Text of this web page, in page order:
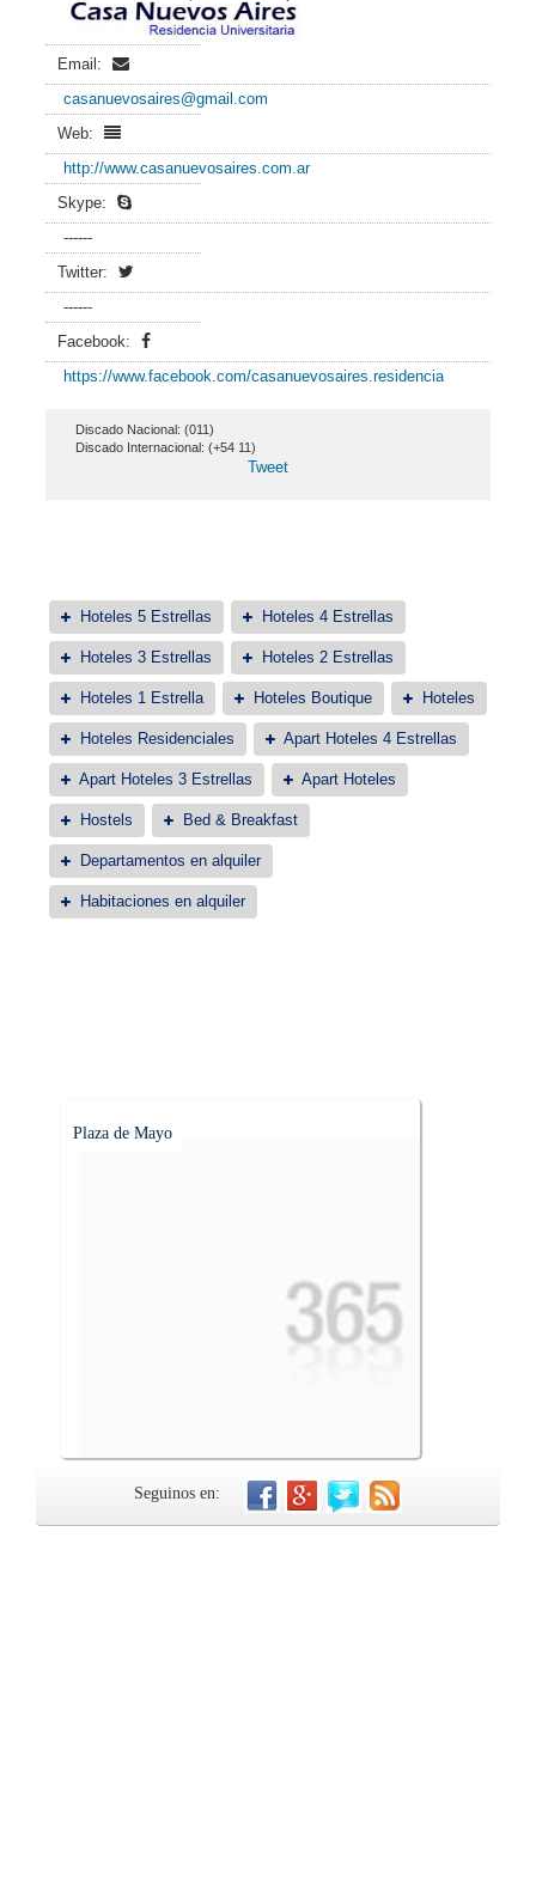
Email:
casanuevosaires@gmail.com
Web:
http://www.casanuevosaires.com.ar
Skype:
------
Twitter:
------
Facebook:
https://www.facebook.com/casanuevosaires.residencia
Discado Nacional: (011)
Discado Internacional: (+54 11)
Tweet
Hoteles 5 Estrellas Hoteles 4 Estrellas
Hoteles 3 Estrellas Hoteles 2 Estrellas
Hoteles 1 Estrella Hoteles Boutique Hoteles
Hoteles Residenciales Apart Hoteles 4 Estrellas
Apart Hoteles 3 Estrellas Apart Hoteles
Hostels Bed & Breakfast
Departamentos en alquiler
Habitaciones en alquiler
Plaza de Mayo
Seguinos en: